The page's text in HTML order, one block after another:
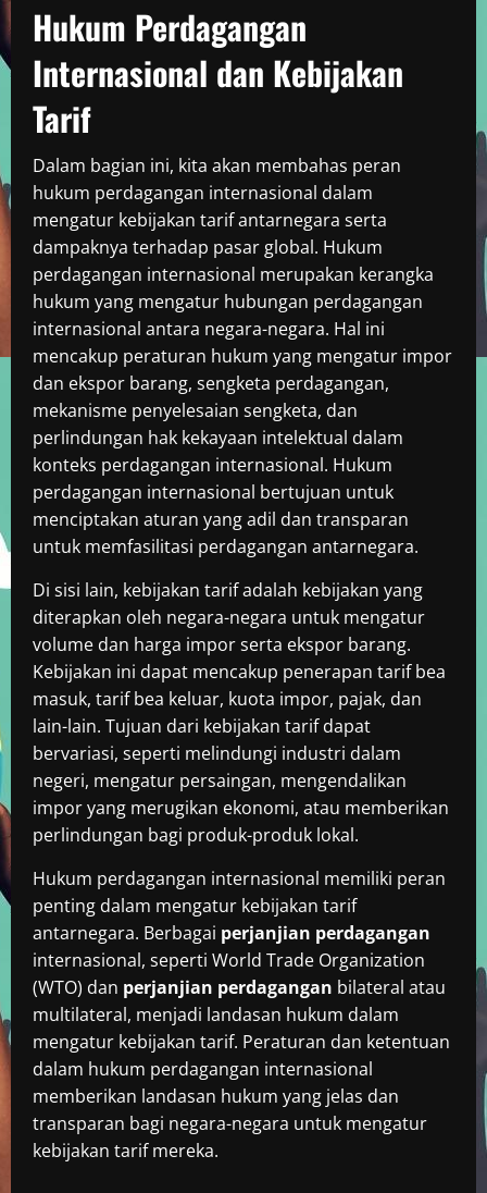
Hukum Perdagangan
Internasional dan Kebijakan
Tarif
Dalam bagian ini, kita akan membahas peran
hukum perdagangan internasional dalam
mengatur kebijakan tarif antarnegara serta
dampaknya terhadap pasar global. Hukum
perdagangan internasional merupakan kerangka
hukum yang mengatur hubungan perdagangan
internasional antara negara-negara. Hal ini
mencakup peraturan hukum yang mengatur impor
dan ekspor barang, sengketa perdagangan,
mekanisme penyelesaian sengketa, dan
perlindungan hak kekayaan intelektual dalam
konteks perdagangan internasional. Hukum
perdagangan internasional bertujuan untuk
menciptakan aturan yang adil dan transparan
untuk memfasilitasi perdagangan antarnegara.
Di sisi lain, kebijakan tarif adalah kebijakan yang
diterapkan oleh negara-negara untuk mengatur
volume dan harga impor serta ekspor barang.
Kebijakan ini dapat mencakup penerapan tarif bea
masuk, tarif bea keluar, kuota impor, pajak, dan
lain-lain. Tujuan dari kebijakan tarif dapat
bervariasi, seperti melindungi industri dalam
negeri, mengatur persaingan, mengendalikan
impor yang merugikan ekonomi, atau memberikan
perlindungan bagi produk-produk lokal.
Hukum perdagangan internasional memiliki peran
penting dalam mengatur kebijakan tarif
antarnegara. Berbagai perjanjian perdagangan
internasional, seperti World Trade Organization
(WTO) dan perjanjian perdagangan bilateral atau
multilateral, menjadi landasan hukum dalam
mengatur kebijakan tarif. Peraturan dan ketentuan
dalam hukum perdagangan internasional
memberikan landasan hukum yang jelas dan
transparan bagi negara-negara untuk mengatur
kebijakan tarif mereka.